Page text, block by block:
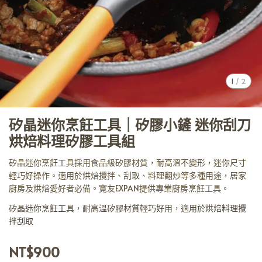
1 / 2
矽晶迷你烹飪工具｜矽膠小鏟 迷你刮刀
烘焙料理矽膠工具組
矽晶迷你烹飪工具採用食品級矽膠材質，耐高溫不變形，迷你尺寸
輕巧好操作。適用於烘焙攪拌、刮取、料理翻炒等多種用途，居家
廚房及烘焙愛好者必備。寬友EXPAN提供專業廚房烹飪工具。
矽晶迷你烹飪工具，耐高溫矽膠材質輕巧好用，適用於烘焙料理攪
拌刮取
NT$900